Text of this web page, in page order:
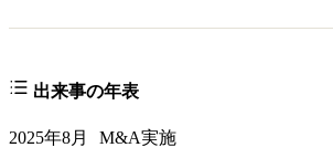
出来事の年表
2025年8月 M&A実施